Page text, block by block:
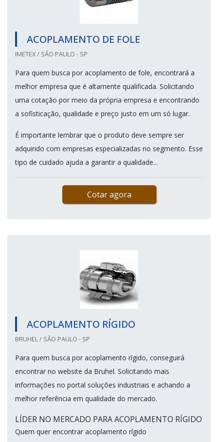
ACOPLAMENTO DE FOLE
IMETEX / SÃO PAULO - SP
Para quem busca por acoplamento de fole, encontrará a
melhor empresa que é altamente qualificada. Solicitando
uma cotação por meio da própria empresa e encontrando
a sofisticação, qualidade e preço justo em um só lugar.
É importante lembrar que o produto deve sempre ser
adquirido com empresas especializadas no segmento. Esse
tipo de cuidado ajuda a garantir a qualidade...
Cotar agora
ACOPLAMENTO RÍGIDO
BRUHEL / SÃO PAULO - SP
Para quem busca por acoplamento rígido, conseguirá
encontrar no website da Bruhel. Solicitando mais
informações no portal soluções industriais e achando a
melhor referência em qualidade do mercado.
LÍDER NO MERCADO PARA ACOPLAMENTO RÍGIDO
Quem quer encontrar acoplamento rígido